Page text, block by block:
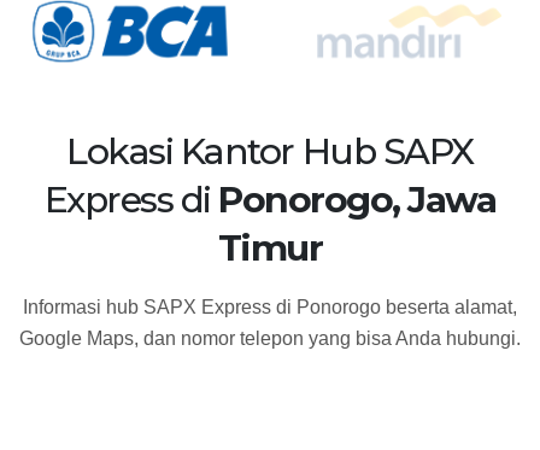
Lokasi Kantor Hub SAPX
Express di Ponorogo, Jawa
Timur
Informasi hub SAPX Express di Ponorogo beserta alamat,
Google Maps, dan nomor telepon yang bisa Anda hubungi.